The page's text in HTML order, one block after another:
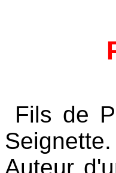
Fils de
Seignette.
Auteur